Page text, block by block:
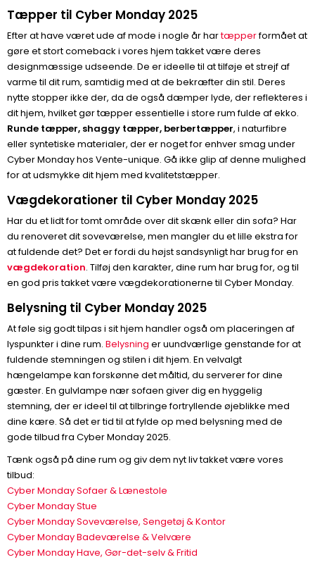
Tæpper til Cyber Monday 2025
Efter at have været ude af mode i nogle år hartæpperformået at
gøre et stort comeback i vores hjem takket være deres
designmæssige udseende. De er ideelle til at tilføje et strejf af
varme til dit rum, samtidig med at de bekræfter din stil. Deres
nytte stopper ikke der, da de også dæmper lyde, der reflekteres i
dit hjem, hvilket gør tæpper essentielle i store rum fulde af ekko.
Runde tæpper, shaggy tæpper, berbertæpper, i naturfibre
eller syntetiske materialer, der er noget for enhver smag under
Cyber Monday hos Vente-unique. Gå ikke glip af denne mulighed
for at udsmykke dit hjem med kvalitetstæpper.
Vægdekorationer til Cyber Monday 2025
Har du et lidt for tomt område over dit skænk eller din sofa? Har
du renoveret dit soveværelse, men mangler du et lille ekstra for
at fuldende det? Det er fordi du højst sandsynligt har brug for en
vægdekoration. Tilføj den karakter, dine rum har brug for, og til
en god pris takket være vægdekorationerne til Cyber Monday.
Belysning til Cyber Monday 2025
At føle sig godt tilpas i sit hjem handler også om placeringen af
lyspunkter i dine rum. Belysning er uundværlige genstande for at
fuldende stemningen og stilen i dit hjem. En velvalgt
hængelampe kan forskønne det måltid, du serverer for dine
gæster. En gulvlampe nær sofaen giver dig en hyggelig
stemning, der er ideel til at tilbringe fortryllende øjeblikke med
dine kære. Så det er tid til at fylde op med belysning med de
gode tilbud fra Cyber Monday 2025.
Tænk også på dine rum og giv dem nyt liv takket være vores
tilbud:
Cyber Monday Sofaer & Lænestole
Cyber Monday Stue
Cyber Monday Soveværelse, Sengetøj & Kontor
Cyber Monday Badeværelse & Velvære
Cyber Monday Have, Gør-det-selv & Fritid